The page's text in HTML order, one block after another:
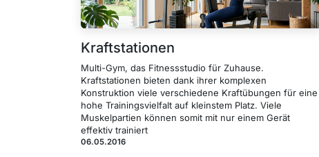
Kraftstationen
Multi-Gym, das Fitnessstudio für Zuhause.
Kraftstationen bieten dank ihrer komplexen
Konstruktion viele verschiedene Kraftübungen für eine
hohe Trainingsvielfalt auf kleinstem Platz. Viele
Muskelpartien können somit mit nur einem Gerät
effektiv trainiert
06.05.2016